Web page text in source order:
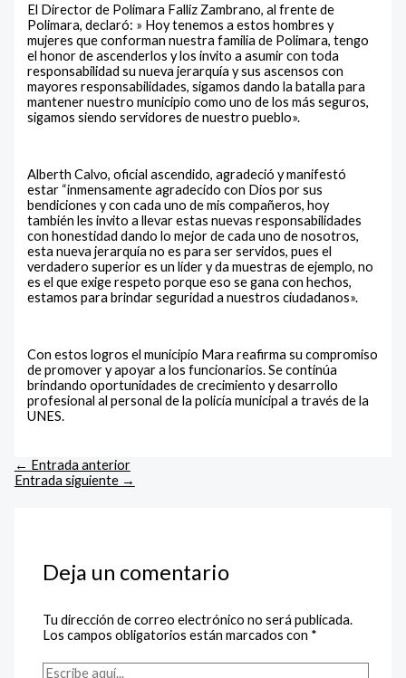
El Director de Polimara Falliz Zambrano, al frente de
Polimara, declaró: » Hoy tenemos a estos hombres y
mujeres que conforman nuestra familia de Polimara, tengo
el honor de ascenderlos y los invito a asumir con toda
responsabilidad su nueva jerarquía y sus ascensos con
mayores responsabilidades, sigamos dando la batalla para
mantener nuestro municipio como uno de los más seguros,
sigamos siendo servidores de nuestro pueblo».
Alberth Calvo, oficial ascendido, agradeció y manifestó
estar “inmensamente agradecido con Dios por sus
bendiciones y con cada uno de mis compañeros, hoy
también les invito a llevar estas nuevas responsabilidades
con honestidad dando lo mejor de cada uno de nosotros,
esta nueva jerarquía no es para ser servidos, pues el
verdadero superior es un líder y da muestras de ejemplo, no
es el que exige respeto porque eso se gana con hechos,
estamos para brindar seguridad a nuestros ciudadanos».
Con estos logros el municipio Mara reafirma su compromiso
de promover y apoyar a los funcionarios. Se continúa
brindando oportunidades de crecimiento y desarrollo
profesional al personal de la policía municipal a través de la
UNES.
← Entrada anterior
Entrada siguiente →
Deja un comentario
Tu dirección de correo electrónico no será publicada.
Los campos obligatorios están marcados con *